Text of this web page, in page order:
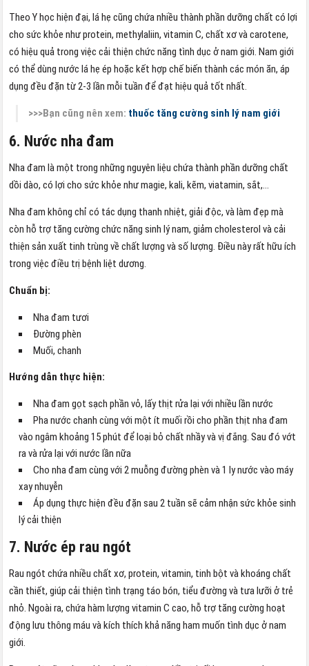
Theo Y học hiện đại, lá hẹ cũng chứa nhiều thành phần dưỡng chất có lợi
cho sức khỏe như protein, methylaliin, vitamin C, chất xơ và carotene,
có hiệu quả trong việc cải thiện chức năng tình dục ở nam giới. Nam giới
có thể dùng nước lá hẹ ép hoặc kết hợp chế biến thành các món ăn, áp
dụng đều đặn từ 2-3 lần mỗi tuần để đạt hiệu quả tốt nhất.
>>>Bạn cũng nên xem: thuốc tăng cường sinh lý nam giới
6. Nước nha đam
Nha đam là một trong những nguyên liệu chứa thành phần dưỡng chất
dồi dào, có lợi cho sức khỏe như magie, kali, kẽm, viatamin, sắt,…
Nha đam không chỉ có tác dụng thanh nhiệt, giải độc, và làm đẹp mà
còn hỗ trợ tăng cường chức năng sinh lý nam, giảm cholesterol và cải
thiện sản xuất tinh trùng về chất lượng và số lượng. Điều này rất hữu ích
trong việc điều trị bệnh liệt dương.
Chuẩn bị:
Nha đam tươi
Đường phèn
Muối, chanh
Hướng dẫn thực hiện:
Nha đam gọt sạch phần vỏ, lấy thịt rửa lại với nhiều lần nước
Pha nước chanh cùng với một ít muối rồi cho phần thịt nha đam
vào ngâm khoảng 15 phút để loại bỏ chất nhầy và vị đắng. Sau đó vớt
ra và rửa lại với nước lần nữa
Cho nha đam cùng với 2 muỗng đường phèn và 1 ly nước vào máy
xay nhuyễn
Áp dụng thực hiện đều đặn sau 2 tuần sẽ cảm nhận sức khỏe sinh
lý cải thiện
7. Nước ép rau ngót
Rau ngót chứa nhiều chất xơ, protein, vitamin, tinh bột và khoáng chất
cần thiết, giúp cải thiện tình trạng táo bón, tiểu đường và tưa lưỡi ở trẻ
nhỏ. Ngoài ra, chứa hàm lượng vitamin C cao, hỗ trợ tăng cường hoạt
động lưu thông máu và kích thích khả năng ham muốn tình dục ở nam
giới.